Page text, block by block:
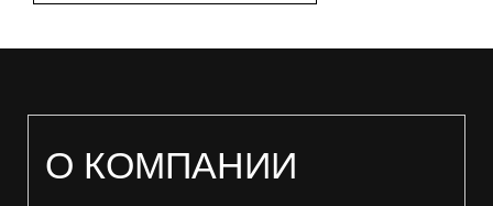
О КОМПАНИИ